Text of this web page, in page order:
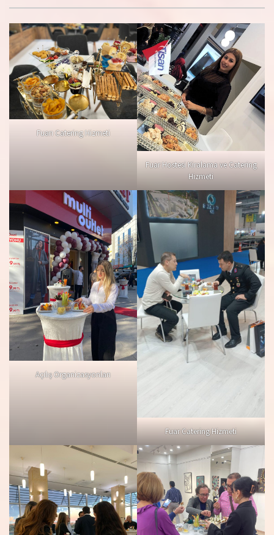
Fuarı Catering Hizmeti
Fuar Hostesi Kiralama ve Catering
Hizmeti
Açılış Organizasyonları
Fuar Catering Hizmeti